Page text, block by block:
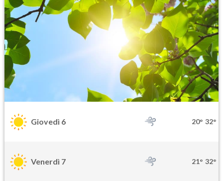
Giovedì 6 20° 32°
Venerdì 7 21° 32°